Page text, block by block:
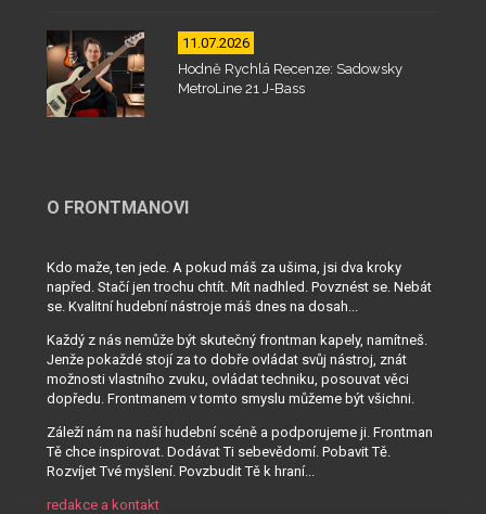
11.07.2026
Hodně Rychlá Recenze: Sadowsky
MetroLine 21 J-Bass
O FRONTMANOVI
Kdo maže, ten jede. A pokud máš za ušima, jsi dva kroky
napřed. Stačí jen trochu chtít. Mít nadhled. Povznést se. Nebát
se. Kvalitní hudební nástroje máš dnes na dosah...
Každý z nás nemůže být skutečný frontman kapely, namítneš.
Jenže pokaždé stojí za to dobře ovládat svůj nástroj, znát
možnosti vlastního zvuku, ovládat techniku, posouvat věci
dopředu. Frontmanem v tomto smyslu můžeme být všichni.
Záleží nám na naší hudební scéně a podporujeme ji. Frontman
Tě chce inspirovat. Dodávat Ti sebevědomí. Pobavit Tě.
Rozvíjet Tvé myšlení. Povzbudit Tě k hraní...
redakce a kontakt